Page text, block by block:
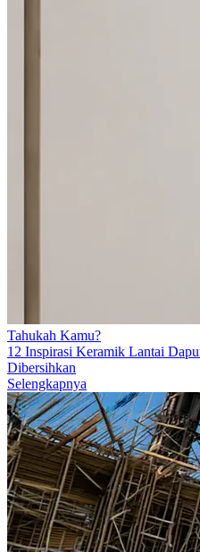
Tahukah Kamu?
12 Inspirasi Keramik Lantai
Dibersihkan
Selengkapnya